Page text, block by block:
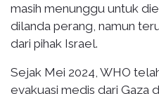
masih menunggu untuk
dilanda perang, namun
dari pihak Israel.
Sejak Mei 2024, WHO
evakuasi medis dari Gaza